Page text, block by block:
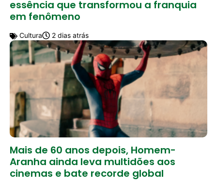
essência que transformou a franquia
em fenômeno
Cultura 2 dias atrás
Mais de 60 anos depois, Homem-
Aranha ainda leva multidões aos
cinemas e bate recorde global